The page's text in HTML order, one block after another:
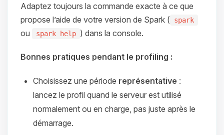
Adaptez toujours la commande exacte à ce que
propose l’aide de votre version de Spark (
spark
ou spark help ) dans la console.
Bonnes pratiques pendant le profiling :
Choisissez une période représentative :
lancez le profil quand le serveur est utilisé
normalement ou en charge, pas juste après le
démarrage.